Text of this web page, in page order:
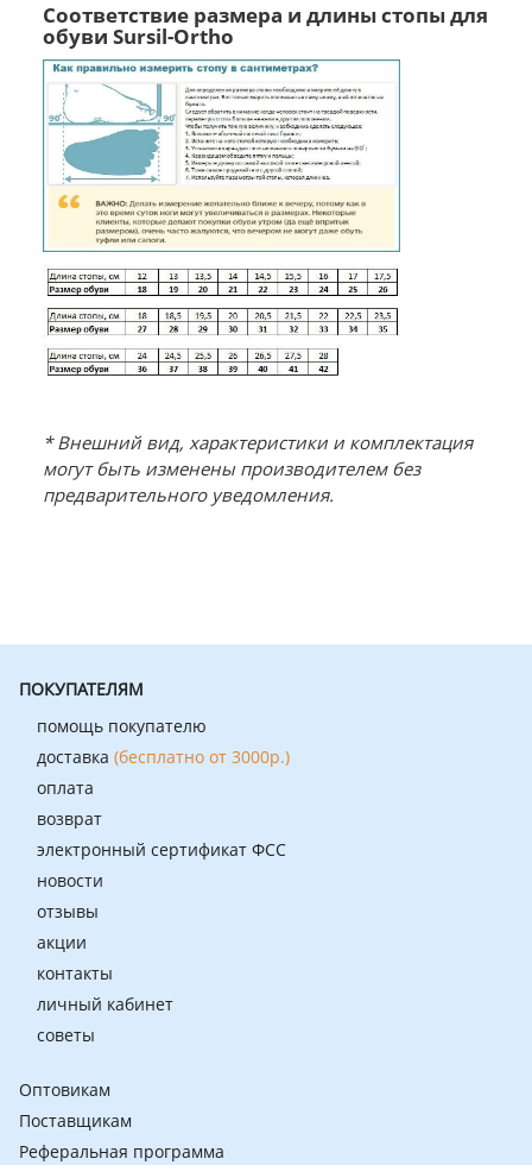
Соответствие размера и длины стопы для
обуви Sursil-Ortho
* Внешний вид, характеристики и комплектация
могут быть изменены производителем без
предварительного уведомления.
ПОКУПАТЕЛЯМ
помощь покупателю
доставка (бесплатно от 3000р.)
оплата
возврат
электронный сертификат ФСС
новости
отзывы
акции
контакты
личный кабинет
советы
Оптовикам
Поставщикам
Реферальная программа